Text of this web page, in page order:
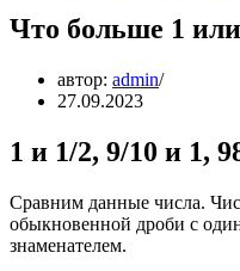
Что больше 1
автор: admin
27.09.2023
1 и 1/2, 9/10 и 1,
Сравним данные числа.
обыкновенной дроби с
знаменателем.